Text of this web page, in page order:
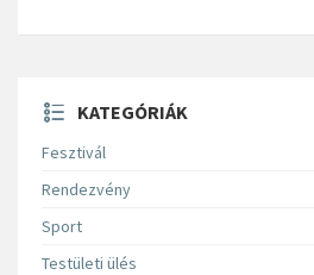
KATEGÓRIÁK
Fesztivál
Rendezvény
Sport
Testületi ülés